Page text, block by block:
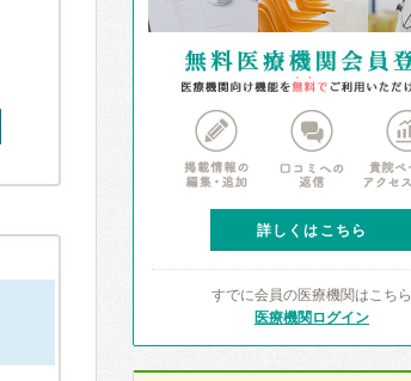
詳しくはこちら
すでに会員の医療機関はこちら
医療機関ログイン